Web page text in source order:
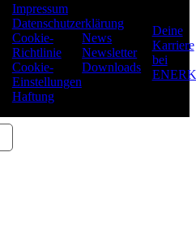
Impressum
Datenschutzerklärung
Cookie-
Richtlinie
Cookie-
Einstellungen
Haftung
News
Newsletter
Downloads
Deine
Karriere
bei